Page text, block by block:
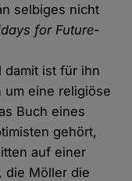
selbiges nicht
for Future-
damit ist für ihn
um eine religiöse
Buch eines
gehört,
auf einer
die Möller die